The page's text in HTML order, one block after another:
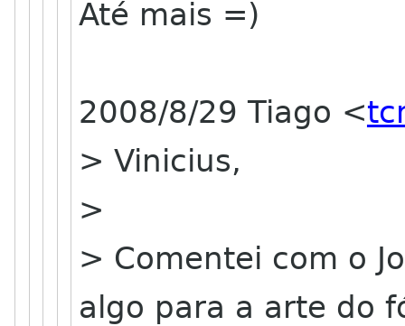
Até mais =)
2008/8/29 Tiago <
> Vinicius,
>
> Comentei com o
algo para a arte do